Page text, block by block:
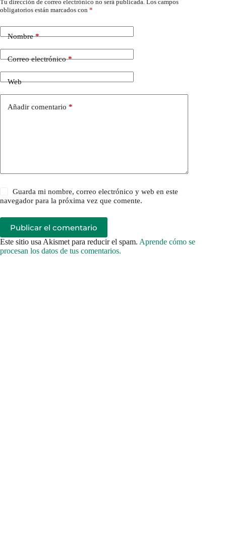
Tu dirección de correo electrónico no será publicada. Los campos
obligatorios están marcados con *
Nombre*
Correo electrónico*
Web
Añadir comentario *
Guarda mi nombre, correo electrónico y web en este
navegador para la próxima vez que comente.
Publicar el comentario
Este sitio usa Akismet para reducir el spam. Aprende cómo se
procesan los datos de tus comentarios.